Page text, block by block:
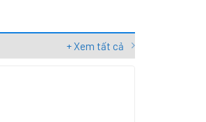
+ Xem tất cả